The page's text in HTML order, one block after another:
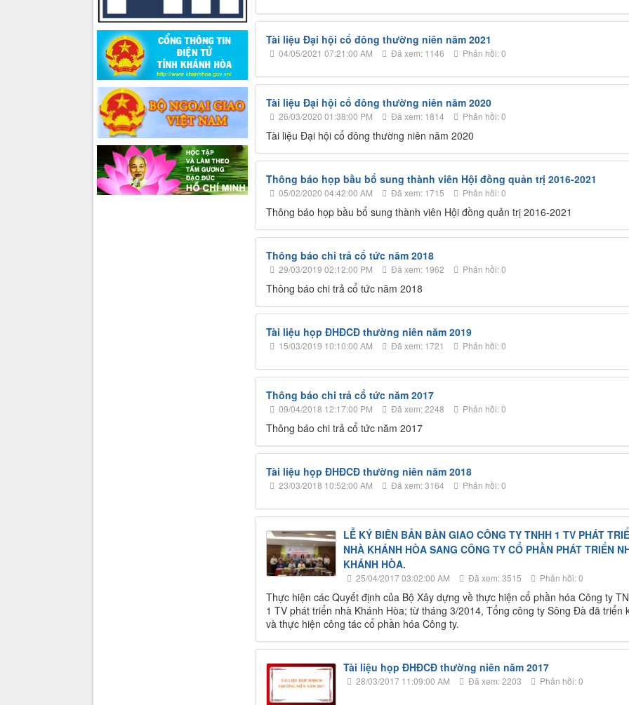
Tài liệu Đại hội cổ đông thường niên năm 2021
04/05/2021 07:21:00 AM Đã xem: 1146 Phản hồi: 0
Tài liệu Đại hội cổ đông thường niên năm 2020
26/03/2020 01:38:00 PM Đã xem: 1814 Phản hồi: 0
Tài liệu Đại hội cổ đông thường niên năm 2020
Thông báo họp bầu bổ sung thành viên Hội đồng quản trị 2016-2021
05/02/2020 04:42:00 AM Đã xem: 1715 Phản hồi: 0
Thông báo họp bầu bổ sung thành viên Hội đồng quản trị 2016-2021
Thông báo chi trả cổ tức năm 2018
29/03/2019 02:12:00 PM Đã xem: 1962 Phản hồi: 0
Thông báo chi trả cổ tức năm 2018
Tài liệu họp ĐHĐCĐ thường niên năm 2019
15/03/2019 10:10:00 AM Đã xem: 1721 Phản hồi: 0
Thông báo chi trả cổ tức năm 2017
09/04/2018 12:17:00 PM Đã xem: 2248 Phản hồi: 0
Thông báo chi trả cổ tức năm 2017
Tài liệu họp ĐHĐCĐ thường niên năm 2018
23/03/2018 10:52:00 AM Đã xem: 3164 Phản hồi: 0
LỄ KÝ BIÊN BẢN BÀN GIAO CÔNG TY TNHH 1 TV PHÁT
NHÀ KHÁNH HÒA SANG CÔNG TY CỔ PHẦN PHÁT TRIỂN
KHÁNH HÒA.
25/04/2017 03:02:00 AM Đã xem: 3515 Phản hồi: 0
Thực hiện các Quyết định của Bộ Xây dựng về thực hiện cổ phần hóa Công ty
1 TV phát triển nhà Khánh Hòa; từ tháng 3/2014, Tổng công ty Sông Đà đã triển
và thực hiện công tác cổ phần hóa Công ty.
Tài liệu họp ĐHĐCĐ thường niên năm 2017
28/03/2017 11:09:00 AM Đã xem: 2203 Phản hồi: 0